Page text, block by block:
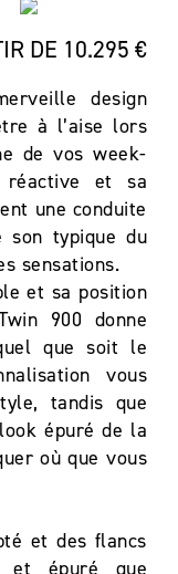
DE 10.295 €
design
à l’aise lors
de vos week-
réactive et sa
une conduite
son typique du
sensations.
et sa position
900 donne
que soit le
vous
tandis que
épuré de la
où que vous
et des flancs
et épuré que